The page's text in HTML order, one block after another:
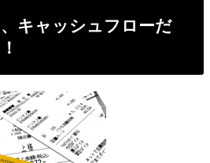
キャッシュフローだ